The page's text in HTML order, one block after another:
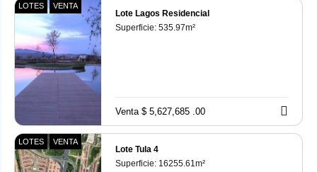
LOTES VENTA
Lote Lagos Residencial
Superficie: 535.97m²
Venta $ 5,627,685 .00
LOTES VENTA
Lote Tula 4
Superficie: 16255.61 m²